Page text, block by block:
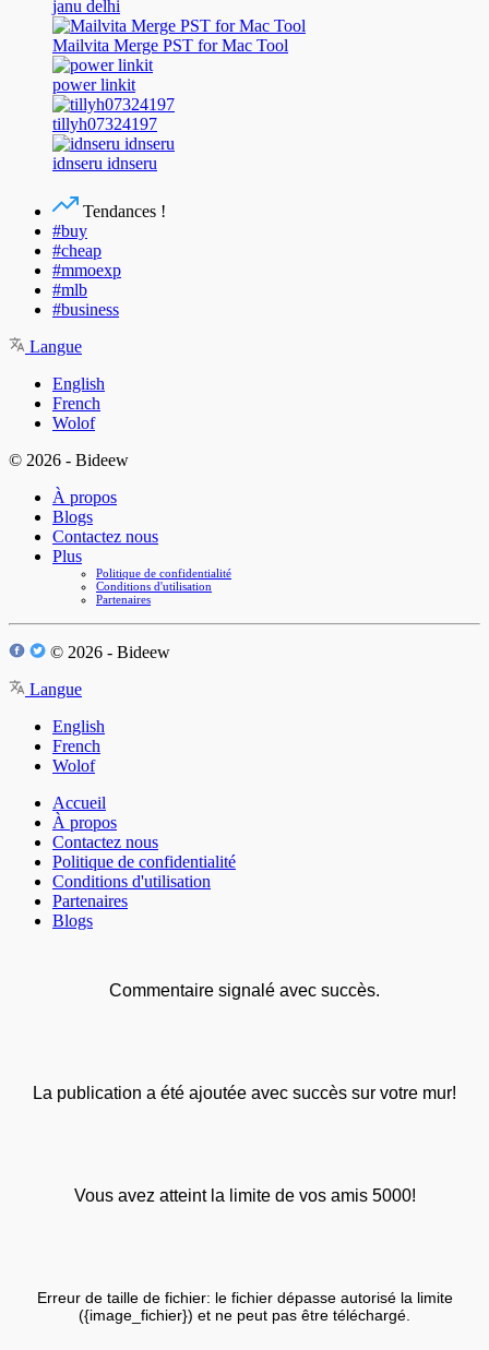
janu delhi
Mailvita Merge PST for Mac Tool
power linkit
tillyh07324197
idnseru idnseru
Tendances !
#buy
#cheap
#mmoexp
#mlb
#business
Langue
English
French
Wolof
© 2026 - Bideew
À propos
Blogs
Contactez nous
Plus
Politique de confidentialité
Conditions d'utilisation
Partenaires
© 2026 - Bideew
Langue
English
French
Wolof
Accueil
À propos
Contactez nous
Politique de confidentialité
Conditions d'utilisation
Partenaires
Blogs
Commentaire signalé avec succès.
La publication a été ajoutée avec succès sur votre mur!
Vous avez atteint la limite de vos amis 5000!
Erreur de taille de fichier: le fichier dépasse autorisé la limite
({image_fichier}) et ne peut pas être téléchargé.